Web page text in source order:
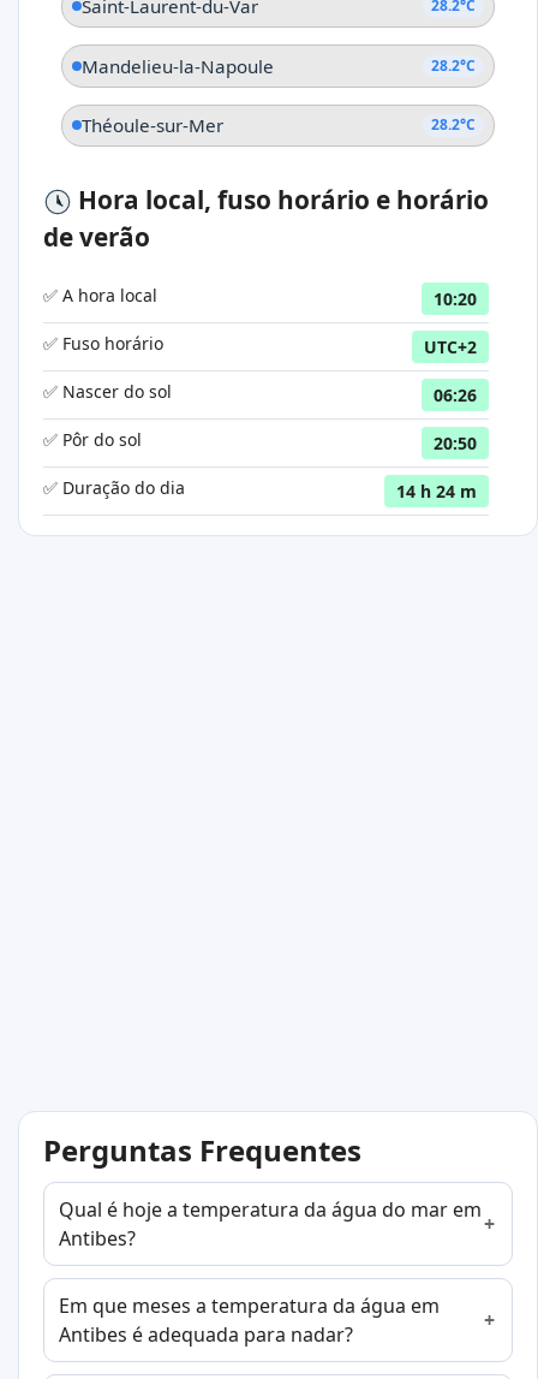
Saint-Laurent-du-Var 28.2°C
Mandelieu-la-Napoule 28.2°C
Théoule-sur-Mer 28.2°C
Hora local, fuso horário e horário
de verão
✅ A hora local
10:20
✅ Fuso horário
UTC+2
✅ Nascer do sol
06:26
✅ Pôr do sol
20:50
✅ Duração do dia
14 h 24 m
Perguntas Frequentes
Qual é hoje a temperatura da água do mar em
Antibes?
Em que meses a temperatura da água em
Antibes é adequada para nadar?